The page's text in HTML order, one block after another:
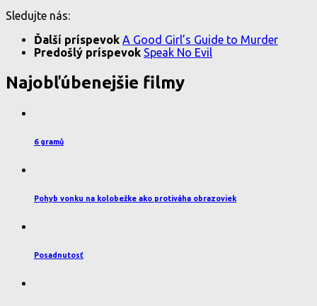
Sledujte nás:
Ďalší príspevok A Good Girl’s Guide to Murder
Predošlý príspevok Speak No Evil
Najobľúbenejšie filmy
6 gramů
Pohyb vonku na kolobežke ako protiváha obrazoviek
Posadnutosť